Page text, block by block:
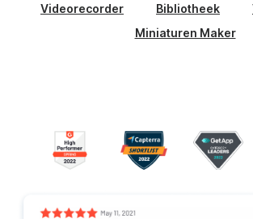
Videorecorder
Bibliotheek
Miniaturen Maker